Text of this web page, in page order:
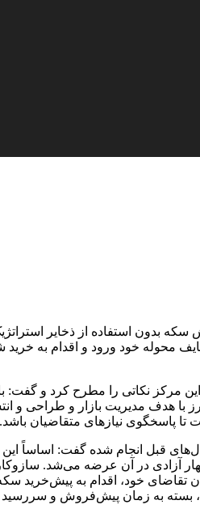
سکه بدون استفاده از ذخایر
با هدف مدیریت بازار و طراحی و
پاسخگوی نیازهای متقاضیان باشد.
۱۳۹۶ و ۱۳۹۷ انجام شد و تنها سکه تمام
خود، اقدام به پیش‌خرید
و سررسید تحویل، بین یک میلیون